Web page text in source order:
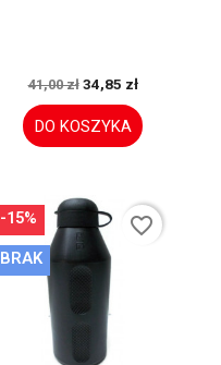
41,00 zł 34,85 zł
DO KOSZYKA
-15%
BRAK
favorite_border